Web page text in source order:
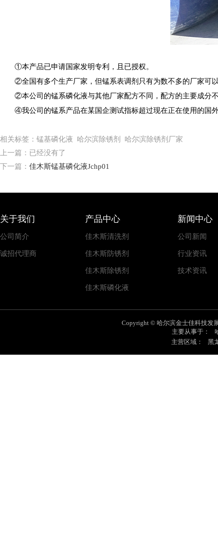
①本产品已申请国家发明专利，且已授权。
②全国有多个生产厂家，但锰系表调剂只有为数不多的厂家可以
②本公司的锰系磷化液与其他厂家配方不同，配方的主要成分不
④我公司的锰系产品在某国企测试指标超过现在正在使用的国
相关标签：锰基磷化液 哈尔滨除锈剂 哈尔滨除锈剂厂家
上一篇：已经没有了
下一篇： 佳木斯锰基磷化液Jchp01
关于我们
公司简介
诚招代理商
产品中心
佳木斯清洗剂
佳木斯防锈剂
佳木斯除锈剂
佳木斯磷化液
新闻中心
公司新闻
行业资讯
技术资讯
Copyright © 哈尔滨金士佳科技发
主要从事于：
主营区域：
黑